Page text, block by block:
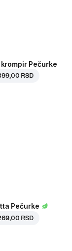
krompir Pečurke
RSD
Pečurke
RSD